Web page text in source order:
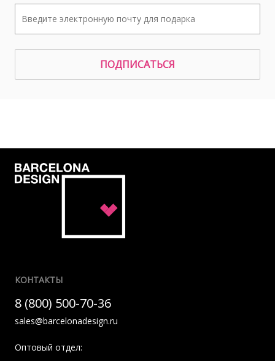
ПОДПИСАТЬСЯ
КОНТАКТЫ
8 (800) 500-70-36
sales@barcelonadesign.ru
Оптовый отдел: